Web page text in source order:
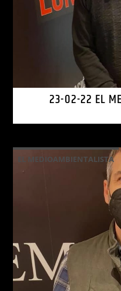
23-02-22 EL
EL MEDIOAMBIENTALISTA